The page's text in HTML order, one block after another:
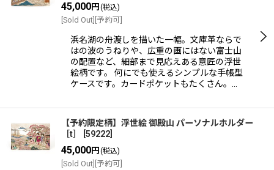
45,000円 (税込)
[Sold Out][予約可]
浜名湖の舟渡しを描いた一幅。文庫革ならで
はの波のうねりや、広重の画にはない富士山
の配置など、細部まで見応えある意匠の浮世
絵柄です。 何にでも使えるシンプルな手帳型
ケースです。カードポケットもたくさん。…
【予約限定柄】浮世絵 御殿山 パーソナルホルダー
［t］
59222
45,000円 (税込)
[Sold Out][予約可]